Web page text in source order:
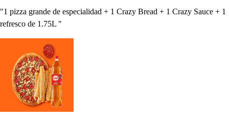
"1 pizza grande de especialidad + 1 Crazy Bread + 1 Crazy Sauce + 1
refresco de 1.75L "